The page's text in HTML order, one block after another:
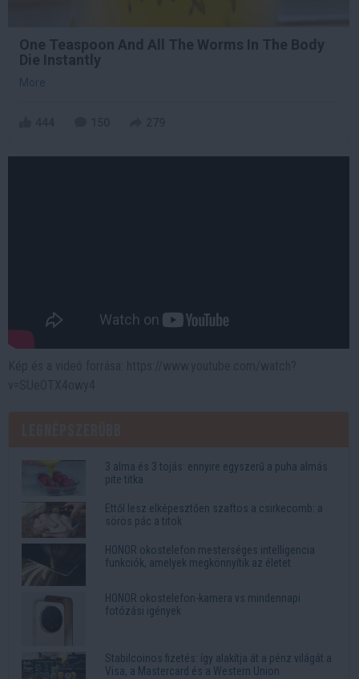
One Teaspoon And All The Worms In The Body
Die Instantly
More
3 alma és 3 tojás: ennyire egyszerű a puha almás
pite titka
Ettől lesz elképesztően szaftos a csirkecomb: a
sörös pác a titok
HONOR okostelefon mesterséges intelligencia
funkciók, amelyek megkönnyítik az életet
HONOR okostelefon-kamera vs mindennapi
fotózási igények
Stabilcoinos fizetés: így alakítja át a pénz világát a
Visa, a Mastercard és a Western Union